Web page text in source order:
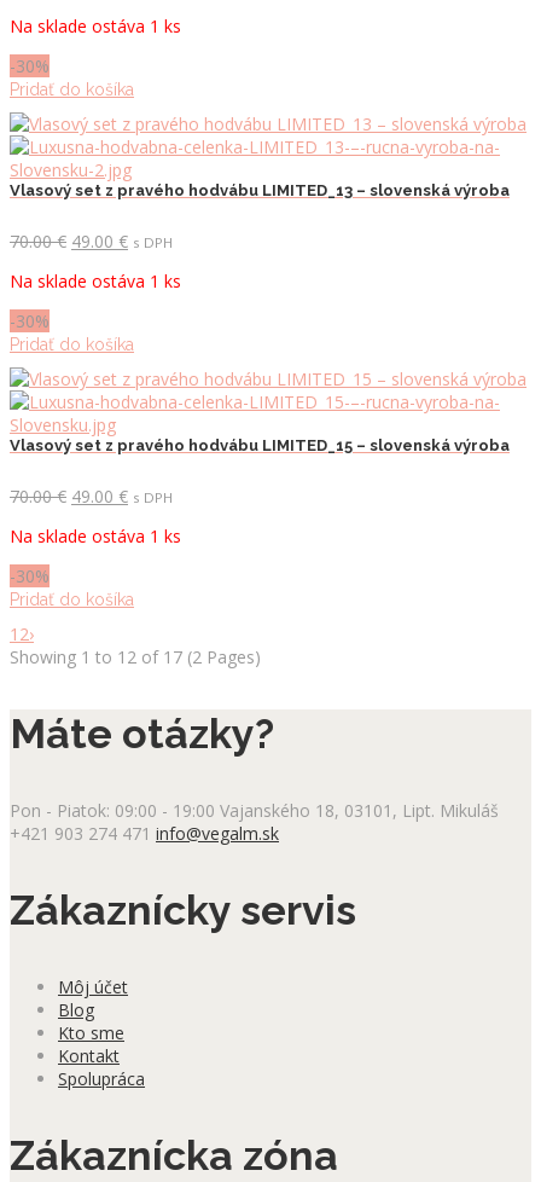
bola:
je:
Na sklade ostáva 1 ks
-30%
Pridať do košíka
Vlasový set z pravého hodvábu LIMITED_13 – slovenská výroba
70.00€ Pôvodná
bola:
49.00 €Aktuálna
je:
s DPH
Na sklade ostáva 1 ks
-30%
Pridať do košíka
Vlasový set z pravého hodvábu LIMITED_15 – slovenská výroba
70.00€ Pôvodná
bola:
49.00 €Aktuálna
je:
s DPH
Na sklade ostáva 1 ks
-30%
Pridať do košíka
1 2›
Showing 1 to 12 of 17 (2 Pages)
Máte otázky?
Pon - Piatok: 09:00 - 19:00 Vajanského 18, 03101, Lipt. Mikuláš
+421 903 274 471 info@vegalm.sk
Zákaznícky servis
Môj účet
Blog
Kto sme
Kontakt
Spolupráca
Zákaznícka zóna